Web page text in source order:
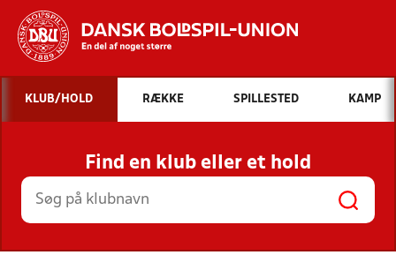
Hvad vil du søge efter?
INDHOLD OG NYHEDER
STILLINGER, RESULTATER, KLUBBER OG
HOLD
KLUB/HOLD RÆKKE SPILLESTED KAMP
Find en klub eller et hold